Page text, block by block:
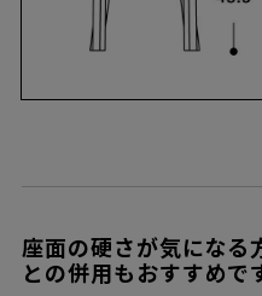
座面の硬さが気になる
との併用もおすすめで